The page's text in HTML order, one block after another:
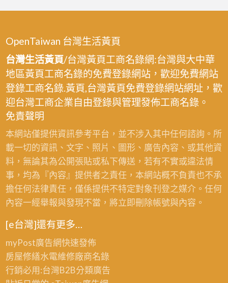
OpenTaiwan 台灣生活黃頁
台灣生活黃頁/台灣黃頁工商名錄網:台灣與大中華
地區黃頁工商名錄的免費登錄網站，歡迎免費網站
登錄工商名錄.黃頁,台灣黃頁免費登錄網站網址，歡
迎台灣工商企業自由登錄與管理發佈工商名錄。
免責聲明
本網站僅提供資訊參考平台，並不涉入其中任何諮詢。所
載一切的資訊、文字、照片、圖形、廣告內容、或其他資
料，無論其為公開張貼或私下傳送，若有不實或違法情
事，均為『內容』提供者之責任，本網站概不負責也不承
擔任何法律責任，僅係提供不特定對象刊登之媒介。任何
內容一經舉報與發現不當，將立即刪除帳號與內容。
[e台灣]還有更多…
myPost廣告網快速發佈
房屋修繕水電維修廠商名錄
行銷必用:台灣B2B分類廣告